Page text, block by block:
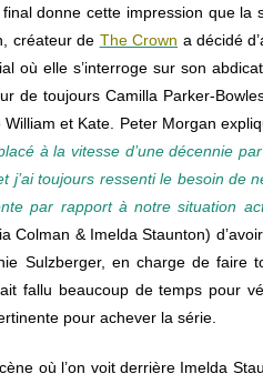
final donne cette impression que
créateur de The Crown a décidé
où elle s’interroge sur son
de toujours Camilla Parker-
et Kate. Peter Morgan
à la vitesse d’une décennie
j’ai toujours ressenti le besoin de
par rapport à notre situation
Colman & Imelda Staunton)
Sulzberger, en charge de
fallu beaucoup de temps pour
pour achever la série.
où l’on voit derrière Imelda